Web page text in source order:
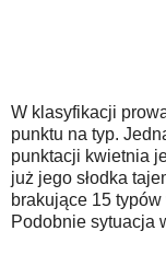
W klasyfikacji
punktu na typ.
punktacji kwietnia
już jego słodka
brakujące 15
Podobnie sytuacja